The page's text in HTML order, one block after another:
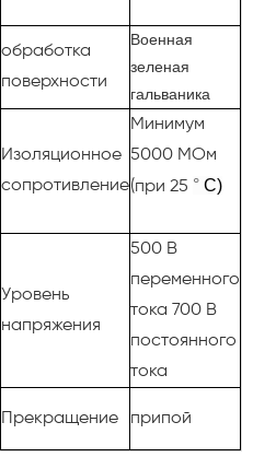
обработка
поверхности
Военная
зеленая
гальваника
Изоляционное
сопротивление
Минимум
5000 МОм
(при 25 ° C)
Уровень
напряжения
500 В
переменного
тока 700 В
постоянного
тока
Прекращение припой